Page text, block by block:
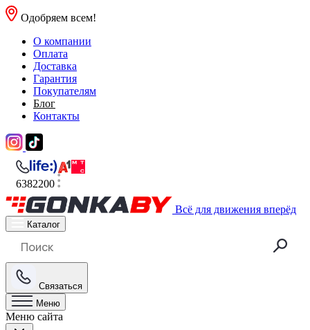
Одобряем всем!
О компании
Оплата
Доставка
Гарантия
Покупателям
Блог
Контакты
6382200
Всё для движения вперёд
Каталог
Связаться
Меню
Меню сайта